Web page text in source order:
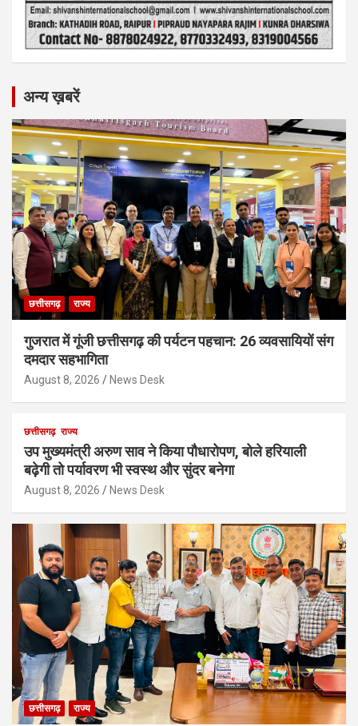
अन्य ख़बरें
छत्तीसगढ़ राज्य
गुजरात में गूंजी छत्तीसगढ़ की पर्यटन पहचान: 26 व्यवसायियों संग
दमदार सहभागिता
August 8, 2026 News Desk
छत्तीसगढ़ राज्य
उप मुख्यमंत्री अरुण साव ने किया पौधारोपण, बोले हरियाली
बढ़ेगी तो पर्यावरण भी स्वस्थ और सुंदर बनेगा
August 8, 2026 News Desk
छत्तीसगढ़ राज्य